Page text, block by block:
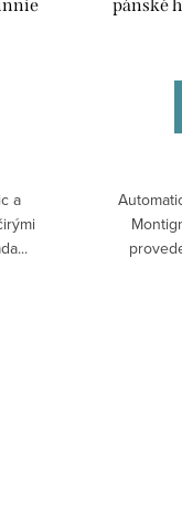
a
pánské